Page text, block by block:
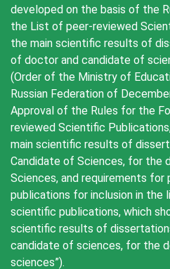
developed on the basis of the
the List of peer-reviewed
the main scientific results of
of doctor and candidate of
(Order of the Ministry of
Russian Federation of
Approval of the Rules for the
reviewed Scientific
main scientific results of
Candidate of Sciences, for the
Sciences, and requirements
publications for inclusion in the
scientific publications, which
scientific results of
candidate of sciences, for the
sciences”).